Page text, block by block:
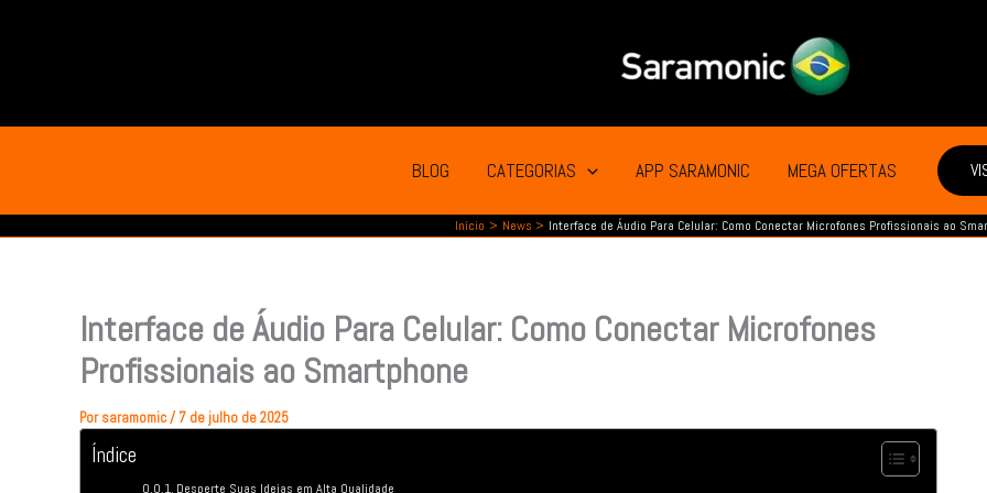
BLOG CATEGORIAS APP SARAMONIC MEGA OFERTAS
Início News Interface de Áudio Para Celular: Como Conectar Microfones Profissionais ao
Interface de Áudio Para Celular: Como Conectar Microfones
Profissionais ao Smartphone
Porsaramomic/7 de julho de 2025
Índice
Desperte Suas Ideias em Alta Qualidade